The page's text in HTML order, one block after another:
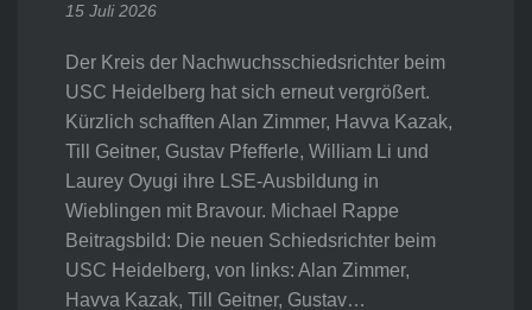
15 Juli 2026
Der Kreis der Nachwuchsschiedsrichter beim
USC Heidelberg hat sich erneut vergrößert.
Kürzlich schafften Alan Zimmer, Havva Kazak,
Till Geitner, Gustav Pfefferle, William Li und
Laurey Oyugi ihre LSE-Ausbildung in
Wieblingen mit Bravour. Michael Rappe
Beitragsbild: Die neuen Schiedsrichter beim
USC Heidelberg, von links: Alan Zimmer,
Havva Kazak, Till Geitner, Gustav…